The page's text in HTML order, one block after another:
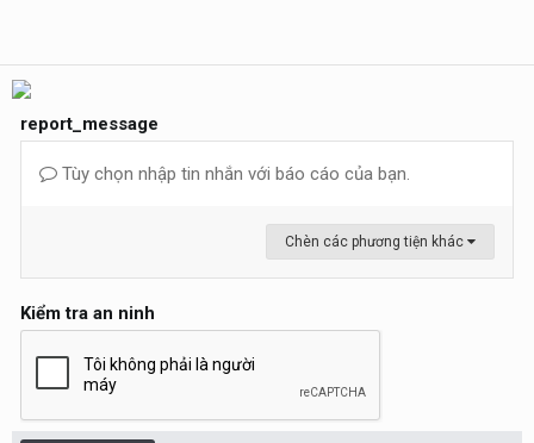
report_message
Tùy chọn nhập tin nhắn với báo cáo của bạn.
Chèn các phương tiện khác
Kiểm tra an ninh